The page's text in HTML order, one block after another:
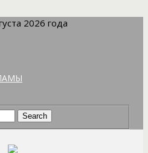
2026 года